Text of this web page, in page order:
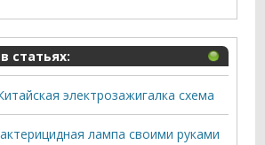
статьях:
электрозажигалка схема
лампа своими руками